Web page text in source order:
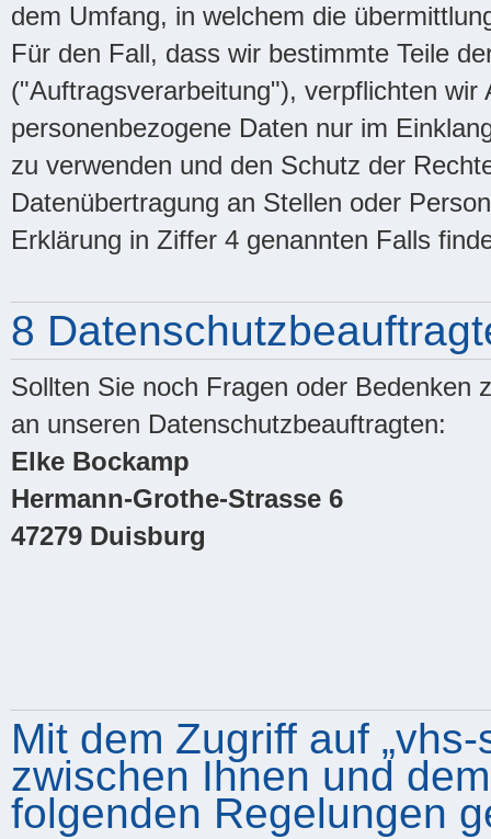
dem Umfang, in welchem die
Für den Fall, dass wir bestimmte Teile
("Auftragsverarbeitung"), verpflichten
personenbezogene Daten nur im
zu verwenden und den Schutz der
Datenübertragung an Stellen oder
Erklärung in Ziffer 4 genannten Falls
8
Sollten Sie noch Fragen oder Bedenken
an unseren Datenschutzbeauftragten:
Elke Bockamp
Hermann-Grothe-Strasse 6
47279 Duisburg
Mit dem Zugriff auf
zwischen Ihnen und
folgenden Regelungen